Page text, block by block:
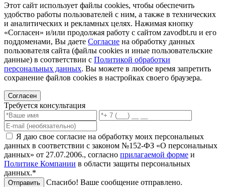
Этот сайт использует файлы cookies, чтобы обеспечить
удобство работы пользователей с ним, а также в технических
и аналитических и рекламных целях. Нажимая кнопку
«Согласен» и/или продолжая работу с сайтом zavodbt.ru и его
поддоменами, Вы даете Согласие на обработку данных
пользователя сайта (файлы cookies и иные пользовательские
данные) в соответствии с Политикой обработки
персональных данных. Вы можете в любое время запретить
сохранение файлов cookies в настройках своего браузера.
Согласен
Требуется консультация
Я даю свое согласие на обработку моих персональных
данных в соответствии с законом №152-ФЗ «О персональных
данных» от 27.07.2006., согласно прилагаемой форме и
Политике Компании в области защиты персональных
данных.*
Отправить
Спасибо! Ваше сообщение отправлено.